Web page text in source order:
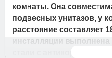
комнаты. Она
подвесных унитазов, у
расстояние составляет
инсталляции
стали с